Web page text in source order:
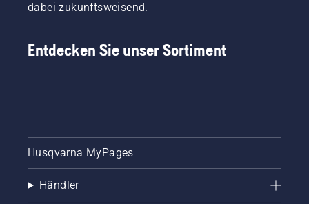
dabei zukunftsweisend.
Entdecken Sie unser Sortiment
Husqvarna MyPages
Händler